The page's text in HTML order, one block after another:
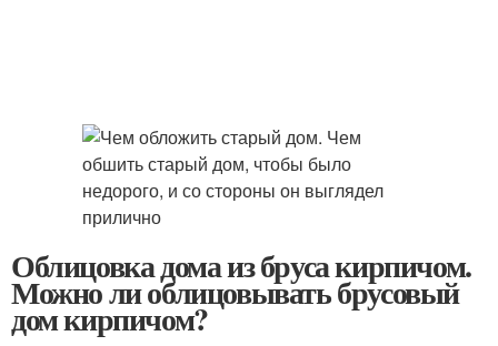
Облицовка дома из бруса кирпичом.
Можно ли облицовывать брусовый
дом кирпичом?